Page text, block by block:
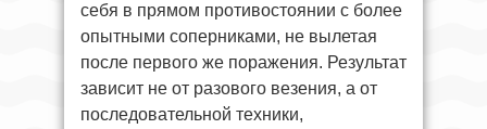
себя в прямом противостоянии с более
опытными соперниками, не вылетая
после первого же поражения. Результат
зависит не от разового везения, а от
последовательной техники,